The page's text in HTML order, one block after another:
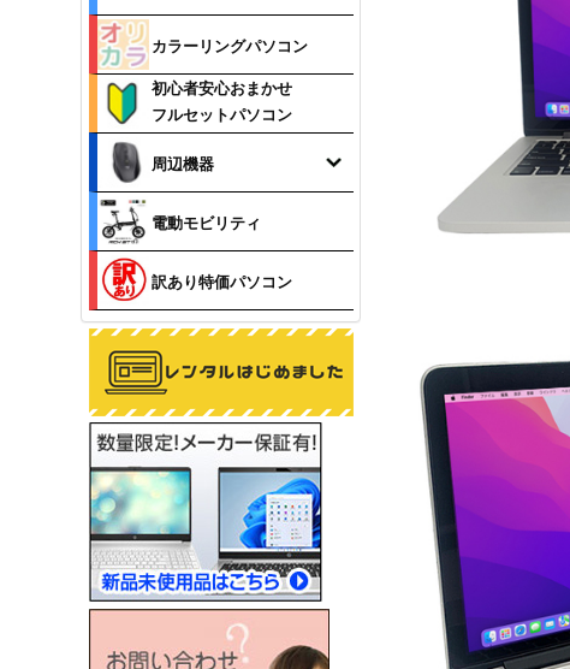
カラーリングパソコン
初心者安心おまかせ
フルセットパソコン
周辺機器
電動モビリティ
訳あり特価パソコン